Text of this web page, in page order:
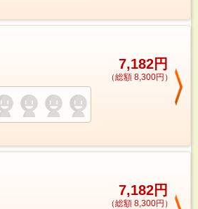
7,182円
（総額 8,300円）
7,182円
（総額 8,300円）